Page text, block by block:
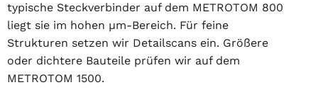
typische Steckverbinder auf dem METROTOM 800
liegt sie im hohen µm-Bereich. Für feine
Strukturen setzen wir Detailscans ein. Größere
oder dichtere Bauteile prüfen wir auf dem
METROTOM 1500.